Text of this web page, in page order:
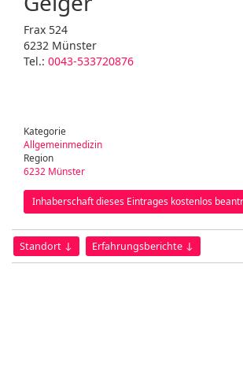
Frax 524
6232 Münster
Tel.: 0043-533720876
Kategorie
Allgemeinmedizin
Region
6232 Münster
Inhaberschaft dieses Eintrages kostenlos
Standort ↓ Erfahrungsberichte ↓